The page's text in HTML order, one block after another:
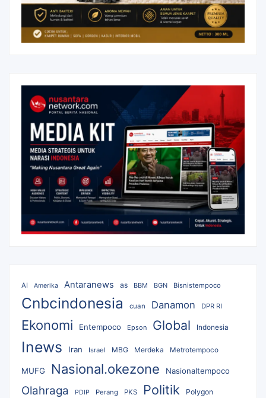
AI Amerika Antaranews as BBM BGN Bisnistempoco
Cnbcindonesia cuan Danamon DPR RI
Ekonomi Entempoco Epson Global Indonesia
Inews Iran Israel MBG Merdeka Metrotempoco
MUFG Nasional.okezone Nasionaltempoco
Olahraga PDIP Perang PKS Politik Polygon